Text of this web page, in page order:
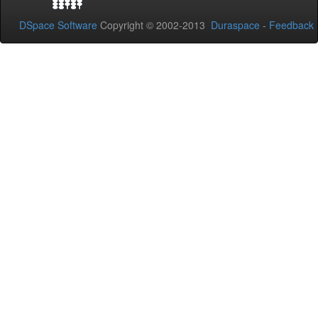
DSpace Software Copyright © 2002-2013 Duraspace - Feedback